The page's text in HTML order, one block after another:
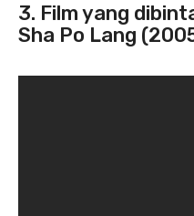
3. Film yang
Sha Po Lang